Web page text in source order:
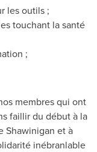
les outils ;
touchant la santé
;
membres qui ont
faillir du début à la
Shawinigan et à
inébranlable